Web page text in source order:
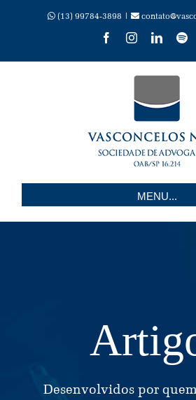
(13) 99784-3898 |
FacebookInstagram
MENU...
Desenvolvidos por